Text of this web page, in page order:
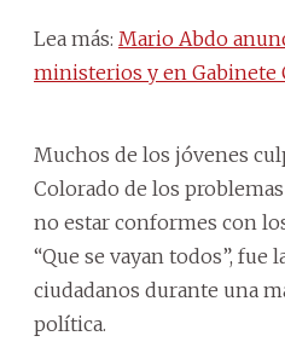
Lea más: Mario Abdo
ministerios y en Gabinete
Muchos de los jóvenes
Colorado de los
no estar conformes con
“Que se vayan todos”, fue
ciudadanos durante una
política.